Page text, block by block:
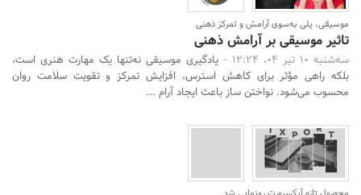
موسیقی، پلی به‌سوی آرامش و تمرکز ذهنی
تاثیر موسیقی بر آرامش ذهنی
سه‌شنبه 10 تیر 04، 12:24 -
یادگیری موسیقی نه‌تنها یک مهارت هنری است،
بلکه راهی مؤثر برای کاهش استرس، افزایش تمرکز و تقویت سلامت روان
محسوب می‌شود. نواختن ساز باعث ایجاد آرام ...